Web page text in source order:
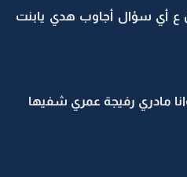
ع أي سؤال أجاوب هدي يابنت
مادري رفيجة عمري شفيها